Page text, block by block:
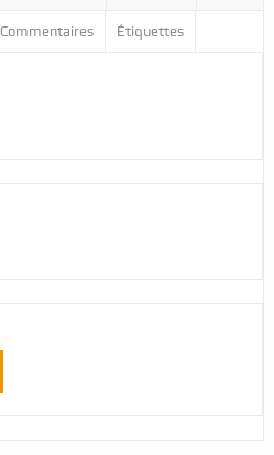
Commentaires Étiquettes